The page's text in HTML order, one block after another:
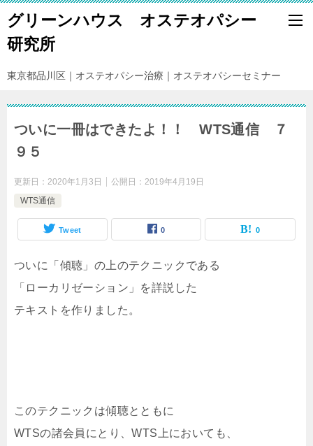
グリーンハウス オステオパシー
研究所
東京都品川区｜オステオパシー治療｜オステオパシーセミナー
ついに一冊はできたよ！！ WTS通信 ７
９５
更新日： 2020年1月3日 公開日： 2019年4月19日
WTS通信
Tweet 0 0
ついに「傾聴」の上のテクニックである
「ローカリゼーション」を詳説した
テキストを作りました。
このテクニックは傾聴とともに
WTSの諸会員にとり、WTS上においても、